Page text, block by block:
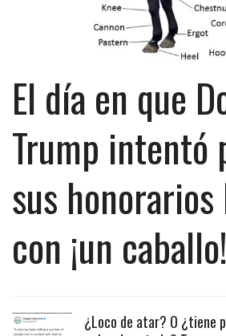
El día en que
Trump intentó
sus
con ¡un caballo!
¿Loco de atar? O ¿tiene